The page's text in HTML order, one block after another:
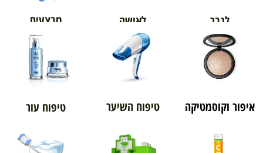
לגבר לאישה מבצעים
איפור וקוסמטיקה טיפוח השיער טיפוח עור